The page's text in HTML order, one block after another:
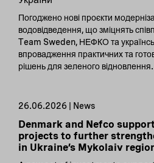
Погоджено нові проєкти
водовідведення, що зміцнять
Team Sweden, НЕФКО та
впровадження практичних та
рішень для зеленого відновлення.
26.06.2026 | News
Denmark and Nefco
projects to further
in Ukraine’s Mykolaiv